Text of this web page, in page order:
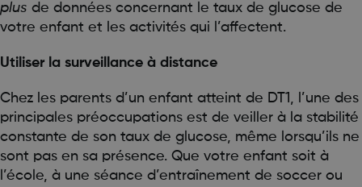
plus de données concernant le taux de glucose de
votre enfant et les activités qui l’affectent.
Utiliser la surveillance à distance
Chez les parents d’un enfant atteint de DT1, l’une des
principales préoccupations est de veiller à la stabilité
constante de son taux de glucose, même lorsqu’ils ne
sont pas en sa présence. Que votre enfant soit à
l’école, à une séance d’entraînement de soccer ou